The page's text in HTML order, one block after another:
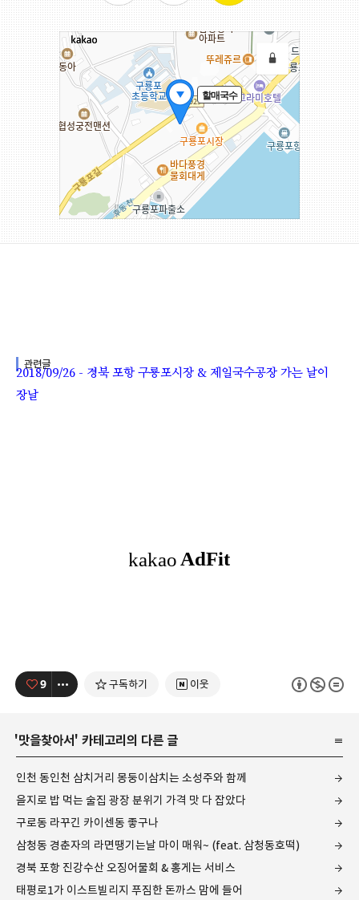
관련글
2018/09/26 - 경북 포항 구룡포시장 & 제일국수공장 가는 날이
장날
9 구독하기 이웃
'맛을찾아서 ' 카테고리의 다른 글
인천 동인천 삼치거리 몽둥이삼치는 소성주와 함께
을지로 밥 먹는 술집 광장 분위기 가격 맛 다 잡았다
구로동 라꾸긴 카이센동 좋구나
삼청동 경춘자의 라면땡기는날 마이 매워~ (feat. 삼청동호떡)
경북 포항 진강수산 오징어물회 & 홍게는 서비스
태평로1가 이스트빌리지 푸짐한 돈까스 맘에 들어